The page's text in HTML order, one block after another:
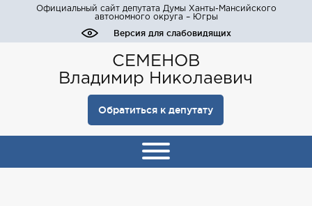
Официальный сайт депутата Думы Ханты-Мансийского
автономного округа – Югры
Версия для слабовидящих
СЕМЕНОВ
Владимир Николаевич
Обратиться к депутату